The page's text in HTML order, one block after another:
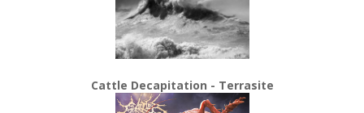
Cattle Decapitation - Terrasite